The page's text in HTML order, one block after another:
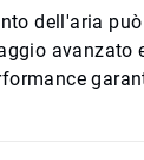
dell'aria
avanzato